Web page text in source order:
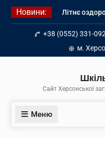
Перейти
Новини:
Літнє
Діалог з
Інформація
тимчасово
до
+38 (0552) 331-092
м.
Сайт Херсонської
Меню